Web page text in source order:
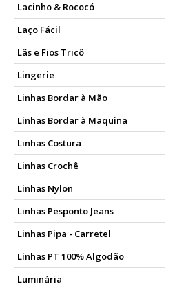
Lacinho & Rococó
Laço Fácil
Lãs e Fios Tricô
Lingerie
Linhas Bordar à Mão
Linhas Bordar à Maquina
Linhas Costura
Linhas Crochê
Linhas Nylon
Linhas Pesponto Jeans
Linhas Pipa - Carretel
Linhas PT 100% Algodão
Luminária